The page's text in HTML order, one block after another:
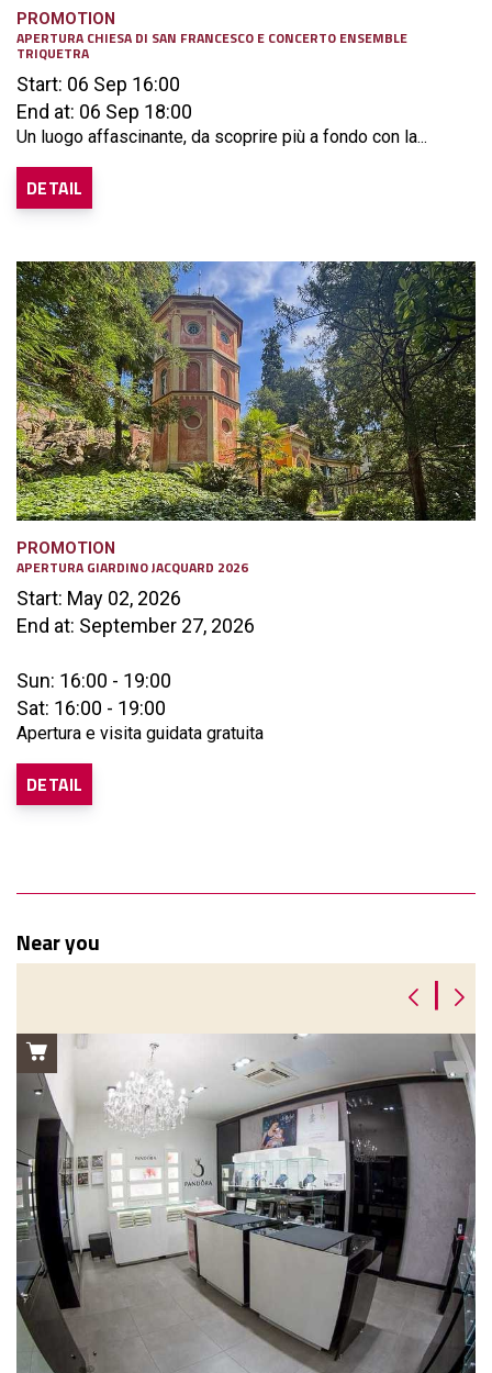
PROMOTION
APERTURA CHIESA DI SAN FRANCESCO E CONCERTO ENSEMBLE
TRIQUETRA
Start: 06 Sep 16:00
End at: 06 Sep 18:00
Un luogo affascinante, da scoprire più a fondo con la...
DETAIL
PROMOTION
APERTURA GIARDINO JACQUARD 2026
Start: May 02, 2026
End at: September 27, 2026
Sun: 16:00 - 19:00
Sat: 16:00 - 19:00
Apertura e visita guidata gratuita
DETAIL
Near you
|